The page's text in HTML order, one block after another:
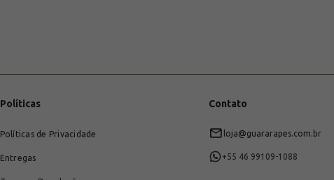
Políticas
Políticas de Privacidade
Entregas
Contato
loja@guararapes.com.br
+55 46 99109-1088